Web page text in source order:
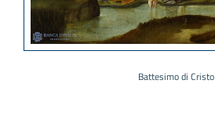
Battesimo di Cristo